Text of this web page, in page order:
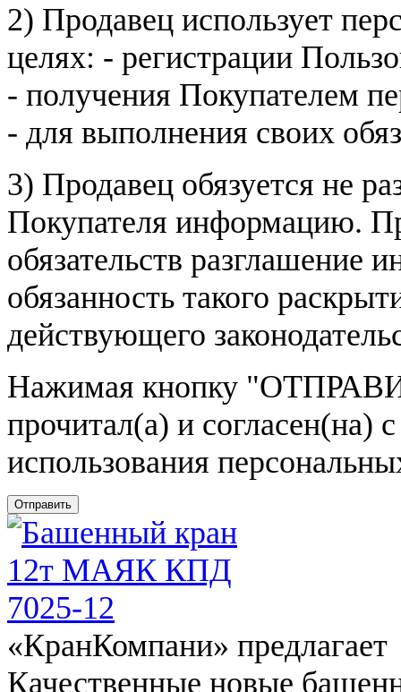
2) Продавец использует
целях: - регистрации
- получения Покупателем
- для выполнения своих
3) Продавец обязуется не
Покупателя информацию.
обязательств разглашение
обязанность такого
действующего
Нажимая кнопку
прочитал(а) и согласен(на)
использования
Отправить
«КранКомпани» предлагает
Качественные новые